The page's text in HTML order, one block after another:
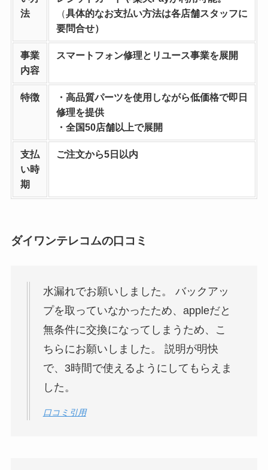
法
（具体的なお支払い方法は各店舗スタッフに
要問合せ）
事業
内容
スマートフォン修理とリユース事業を展開
特徴
・高品質パーツを使用しながら低価格で即日
修理を提供
・全国50店舗以上で展開
支払
い時
期
ご注文から5日以内
ダイワンテレコムの口コミ
水漏れでお願いしました。 バックアッ
プを取っていなかったため、appleだと
無条件に交換になってしまうため、こ
ちらにお願いしました。 説明が明快
で、3時間で使えるようにしてもらえま
した。
口コミ引用